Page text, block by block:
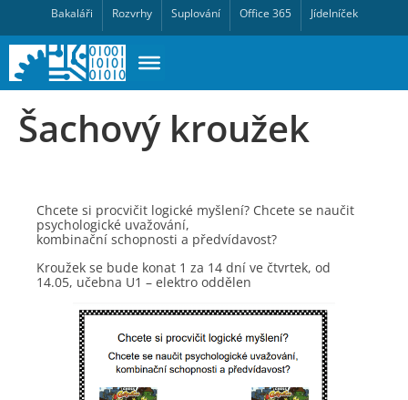
Bakaláři Rozvrhy Suplování Office 365 Jídelníček
Šachový kroužek
Chcete si procvičit logické myšlení? Chcete se naučit
psychologické uvažování,
kombinační schopnosti a předvídavost?
Kroužek se bude konat 1 za 14 dní ve čtvrtek, od
14.05, učebna U1 – elektro oddělen